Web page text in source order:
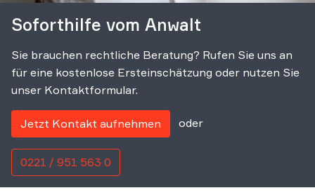
Soforthilfe vom Anwalt
Sie brauchen rechtliche Beratung? Rufen Sie uns an
für eine kostenlose Ersteinschätzung oder nutzen Sie
unser Kontaktformular.
Jetzt Kontakt aufnehmen oder
0221 / 951 563 0